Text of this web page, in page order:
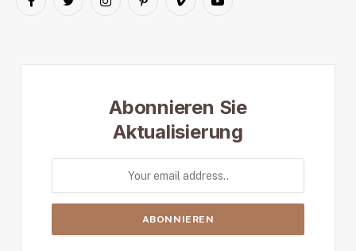
FacebookTwitterInstagramPinterestVimeo YouTube
Abonnieren Sie
Aktualisierung